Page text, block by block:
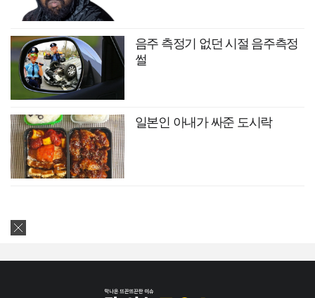
음주 측정기 없던 시절 음주측정
썰
일본인 아내가 싸준 도시락